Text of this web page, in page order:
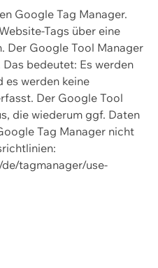
Google Tag Manager.
Tags über eine
Der Google Tool Manager
bedeutet: Es werden
es werden keine
Der Google Tool
die wiederum ggf. Daten
Tag Manager nicht
tagmanager/use-